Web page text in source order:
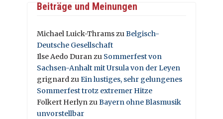
Beiträge und Meinungen
Michael Luick-ThramszuBelgisch-
Deutsche Gesellschaft
Ilse Aedo Duranzu Sommerfest von
Sachsen-Anhalt mit Ursula von der Leyen
grignardzuEin lustiges, sehr gelungenes
Sommerfest trotz extremer Hitze
Folkert HerlynzuBayern ohne Blasmusik
unvorstellbar